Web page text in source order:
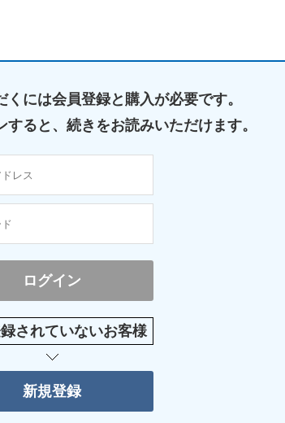
くには会員登録と購入が必要です。
ると、 続きをお読みいただけます。
されていないお客様